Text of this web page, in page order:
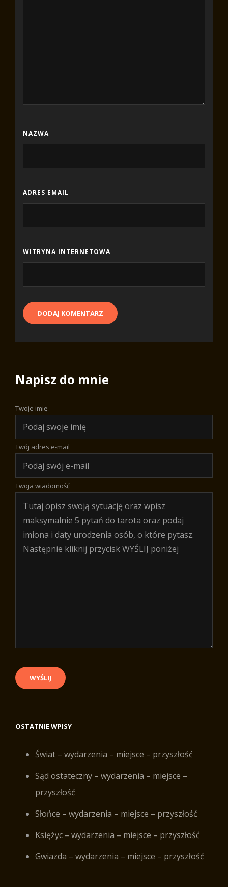
NAZWA
ADRES EMAIL
WITRYNA INTERNETOWA
Napisz do mnie
Twoje imię
Twój adres e-mail
Twoja wiadomość
OSTATNIE WPISY
Świat – wydarzenia – miejsce – przyszłość
Sąd ostateczny – wydarzenia – miejsce –
przyszłość
Słońce – wydarzenia – miejsce – przyszłość
Księżyc – wydarzenia – miejsce – przyszłość
Gwiazda – wydarzenia – miejsce – przyszłość